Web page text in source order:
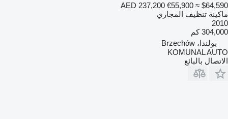
AED 237,200 €55,900 ≈ $64,590
ماكينة تنظيف المجاري
2010
304,000 كم
بولندا، Brzechów
KOMUNAL AUTO
الاتصال بالبائع